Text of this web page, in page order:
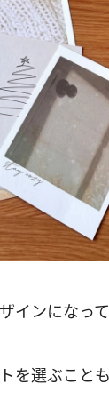
インになっ
を選ぶこと